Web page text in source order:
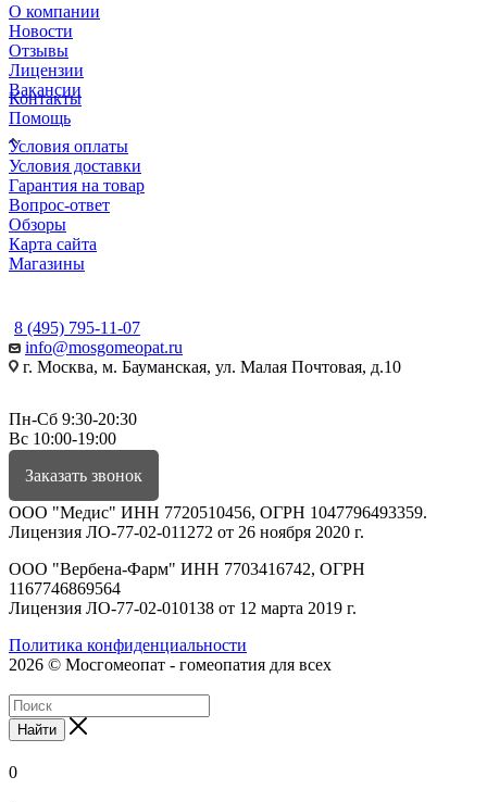
О компании
Новости
Отзывы
Лицензии
Вакансии
Контакты
Помощь
Условия оплаты
Условия доставки
Гарантия на товар
Вопрос-ответ
Обзоры
Карта сайта
Магазины
8 (495) 795-11-07
info@mosgomeopat.ru
г. Москва, м. Бауманская, ул. Малая Почтовая, д.10
Пн-Сб 9:30-20:30
Вс 10:00-19:00
Заказать звонок
ООО "Медис" ИНН 7720510456, ОГРН 1047796493359.
Лицензия ЛО-77-02-011272 от 26 ноября 2020 г.
ООО "Вербена-Фарм" ИНН 7703416742, ОГРН
1167746869564
Лицензия ЛО-77-02-010138 от 12 марта 2019 г.
Политика конфиденциальности
2026 © Мосгомеопат - гомеопатия для всех
Найти
0